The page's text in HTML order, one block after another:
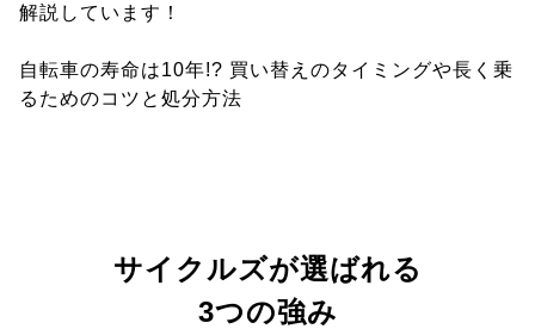
解説しています！
自転車の寿命は10年!? 買い替えのタイミングや長く乗
るためのコツと処分方法
サイクルズが選ばれる
3つの強み